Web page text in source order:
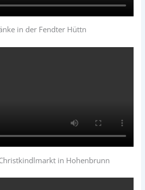
in der Fendter Hüttn
in Hohenbrunn